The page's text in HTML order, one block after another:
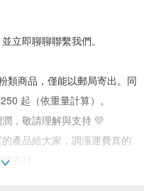
立即聊聊聯繫我們。
類商品，僅能以郵局寄出。同
起（依重量計算）。
，敬請理解與支持 💛
產品給大家，調漲運費真的
支持。